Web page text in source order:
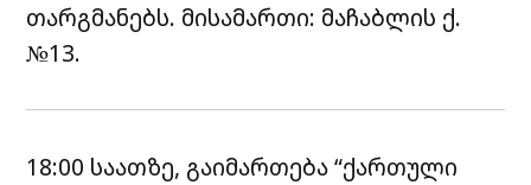
თარგმანებს. მისამართი: მაჩაბლის ქ.
№13.
18:00 საათზე, გაიმართება “ქართული